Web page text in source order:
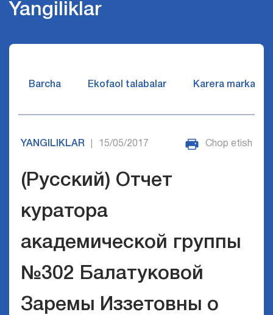
Yangiliklar
Barcha Ekofaol talabalar Karera markazi
YANGILIKLAR 15/05/2017 Chop etish
(Русский) Отчет
куратора
академической группы
№302 Балатуковой
Заремы Иззетовны о